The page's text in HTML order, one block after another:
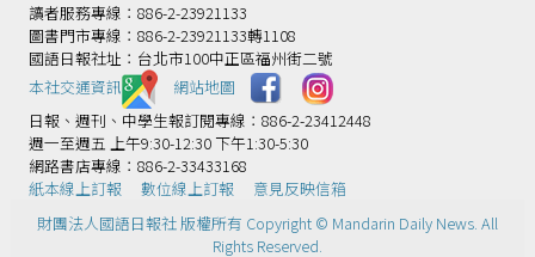
讀者服務專線：886-2-23921133
圖書門市專線：886-2-23921133轉1108
國語日報社址：台北市100中正區福州街二號
本社交通資訊️
網站地圖
日報、週刊、中學生報訂閱專線：886-2-23412448
週一至週五 上午9:30-12:30 下午1:30-5:30
網路書店專線：886-2-33433168
紙本線上訂報
數位線上訂報
意見反映信箱
財團法人國語日報社 版權所有 Copyright © Mandarin Daily News. All
Rights Reserved.